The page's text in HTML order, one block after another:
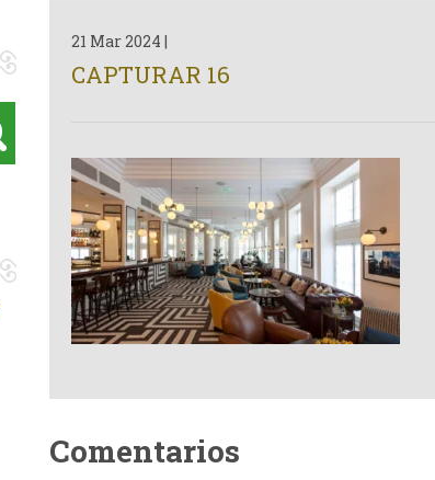
21 Mar 2024 |
CAPTURAR 16
Comentarios